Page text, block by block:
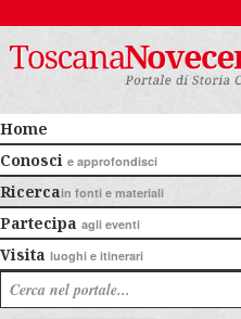
Home
Conosci e approfondisci
Ricercain fonti e materiali
Partecipa agli eventi
Visita luoghi e itinerari